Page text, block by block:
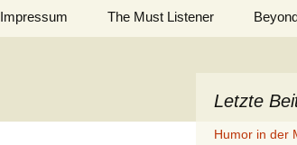
Impressum The Must Listener
Letzte
Humor in der